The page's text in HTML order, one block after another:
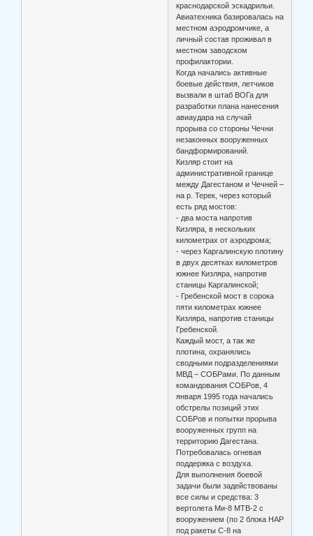
краснодарской эскадрильи.
Авиатехника базировалась на
местном аэродромчике, а
личный состав проживал в
местном заводском
профилактории.
Когда начались активные
боевые действия, летчиков
вызвали в штаб ВОГа для
разработки плана нанесения
авиаудара на случай
прорыва со стороны Чечни
незаконных вооруженных
бандформирований.
Кизляр стоит на
административной границе
между Дагестаном и Чечней –
на р. Терек, через который
есть ряд мостов:
- два моста напротив
Кизляра, в нескольких
километрах от аэродрома;
- через Каргалинскую плотину
в двух десятках километров
южнее Кизляра, напротив
станицы Каргалинской;
- Гребенской мост в сорока
пяти километрах южнее
Кизляра, напротив станицы
Гребенской.
Каждый мост, а так же
плотина, охранялись
сводными подразделениями
МВД – СОБРами. По данным
командования СОБРов, 4
января 1995 года начались
обстрелы позиций этих
СОБРов и попытки прорыва
вооруженных групп на
территорию Дагестана.
Потребовалась огневая
поддержка с воздуха.
Для выполнения боевой
задачи были задействованы
все силы и средства: 3
вертолета Ми-8 МТВ-2 с
вооружением (по 2 блока НАР
под ракеты С-8 на